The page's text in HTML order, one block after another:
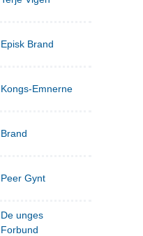
Episk Brand
Kongs-Emnerne
Brand
Peer Gynt
De unges
Forbund